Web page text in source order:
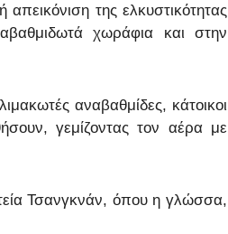
της ελκυστικότητας
χωράφια και στην
αναβαθμίδες, κάτοικοι
γεμίζοντας τον αέρα με
Τσανγκνάν, όπου η γλώσσα,